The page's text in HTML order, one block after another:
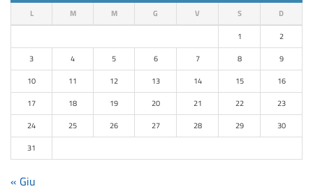
L M M G V S D
1
2
3
4 5 6 7 8
9
10
11 12 13 14 15
16
17
18 19 20 21 22
23
24
25 26 27 28 29
30
31
« Giu